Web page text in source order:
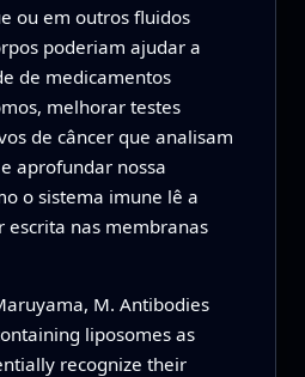
ou em outros fluidos
poderiam ajudar a
de medicamentos
melhorar testes
de câncer que analisam
aprofundar nossa
o sistema imune lê a
nas membranas
M. Antibodies
liposomes as
recognize their